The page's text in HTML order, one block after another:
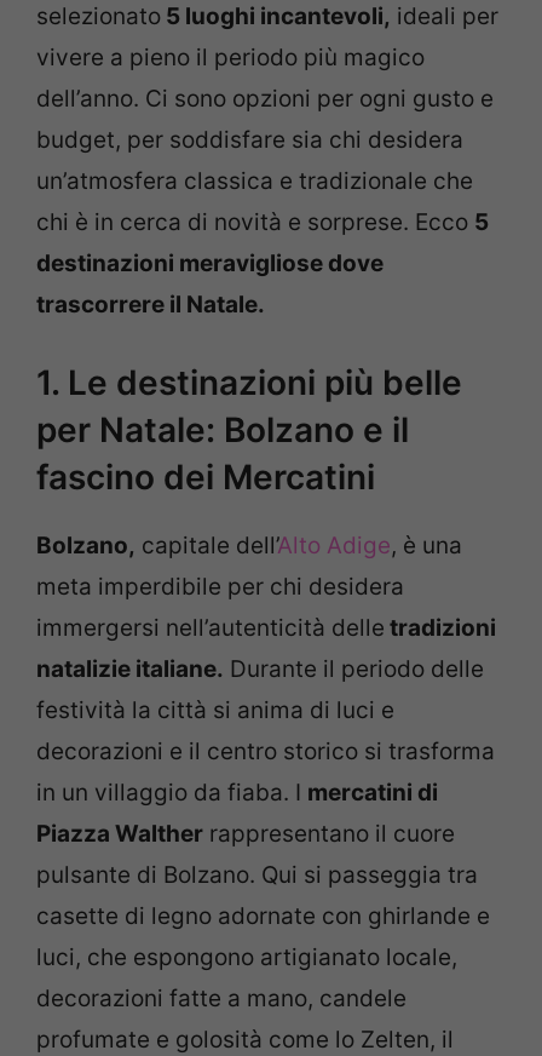
selezionato 5 luoghi incantevoli, ideali per
vivere a pieno il periodo più magico
dell’anno. Ci sono opzioni per ogni gusto e
budget, per soddisfare sia chi desidera
un’atmosfera classica e tradizionale che
chi è in cerca di novità e sorprese. Ecco 5
destinazioni meravigliose dove
trascorrere il Natale.
1. Le destinazioni più belle
per Natale: Bolzano e il
fascino dei Mercatini
Bolzano, capitale dell’Alto Adige, è una
meta imperdibile per chi desidera
immergersi nell’autenticità delle tradizioni
natalizie italiane. Durante il periodo delle
festività la città si anima di luci e
decorazioni e il centro storico si trasforma
in un villaggio da fiaba. I mercatini di
Piazza Walther rappresentano il cuore
pulsante di Bolzano. Qui si passeggia tra
casette di legno adornate con ghirlande e
luci, che espongono artigianato locale,
decorazioni fatte a mano, candele
profumate e golosità come lo Zelten, il